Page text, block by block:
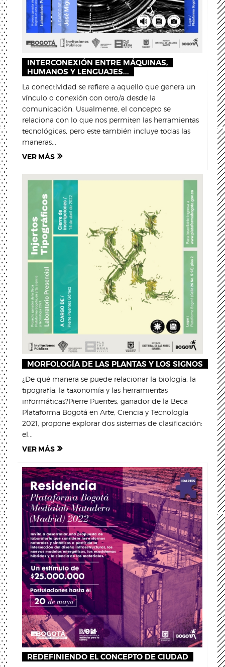
INTERCONEXIÓN ENTRE MÁQUINAS,
HUMANOS Y LENGUAJES...
La conectividad se refiere a aquello que genera un
vínculo o conexión con otro/a desde la
comunicación. Usualmente, el concepto se
relaciona con lo que nos permiten las herramientas
tecnológicas, pero este también incluye todas las
maneras...
VER MÁS
MORFOLOGÍA DE LAS PLANTAS Y LOS SIGNOS
¿De qué manera se puede relacionar la biología, la
tipografía, la taxonomía y las herramientas
informáticas?Pierre Puentes, ganador de la Beca
Plataforma Bogotá en Arte, Ciencia y Tecnología
2021, propone explorar dos sistemas de clasificación:
el...
VER MÁS
REDEFINIENDO EL CONCEPTO DE CIUDAD